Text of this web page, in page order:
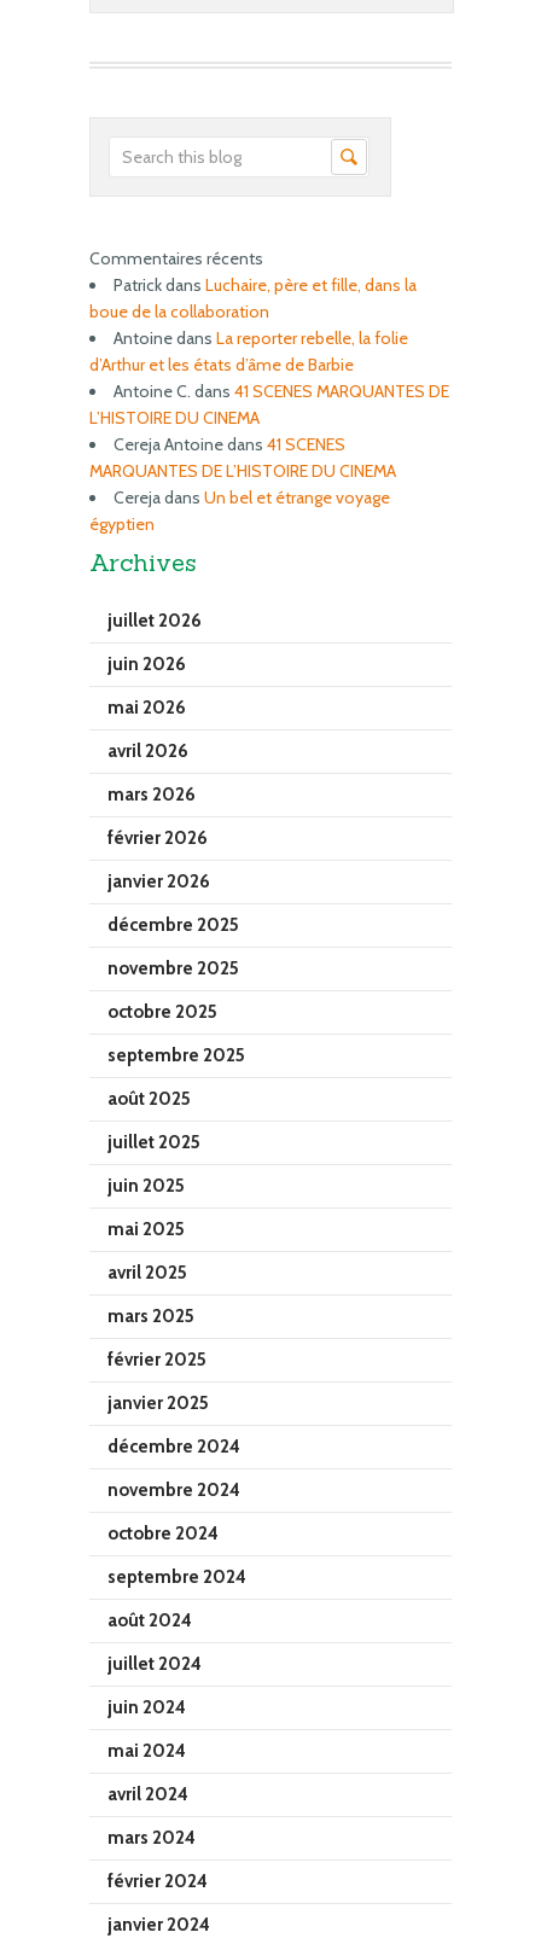
Commentaires récents
Patrickdans Luchaire, père et fille, dans la
boue de la collaboration
Antoinedans La reporter rebelle, la folie
d’Arthur et les états d’âme de Barbie
Antoine C. dans 41 SCENES MARQUANTES DE
L’HISTOIRE DU CINEMA
Cereja Antoinedans 41 SCENES
MARQUANTES DE L’HISTOIRE DU CINEMA
Cerejadans Un bel et étrange voyage
égyptien
Archives
juillet 2026
juin 2026
mai 2026
avril 2026
mars 2026
février 2026
janvier 2026
décembre 2025
novembre 2025
octobre 2025
septembre 2025
août 2025
juillet 2025
juin 2025
mai 2025
avril 2025
mars 2025
février 2025
janvier 2025
décembre 2024
novembre 2024
octobre 2024
septembre 2024
août 2024
juillet 2024
juin 2024
mai 2024
avril 2024
mars 2024
février 2024
janvier 2024